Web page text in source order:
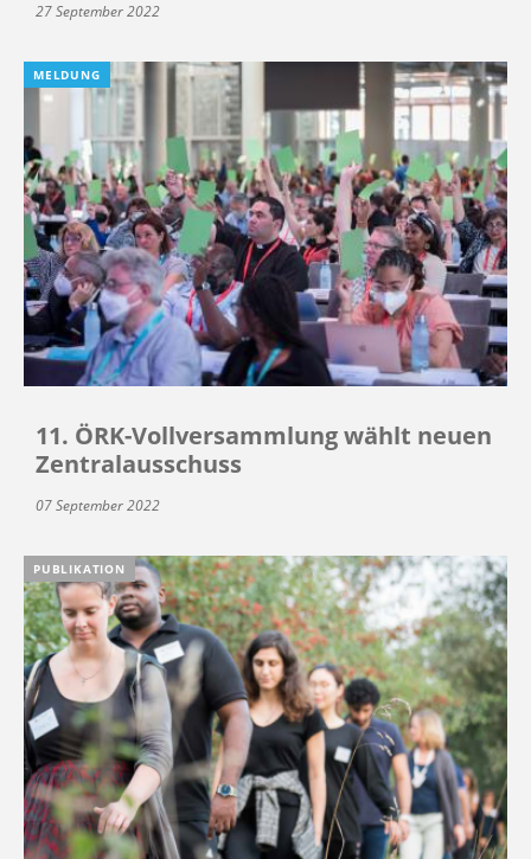
27 September 2022
MELDUNG
11. ÖRK-Vollversammlung wählt neuen
Zentralausschuss
07 September 2022
PUBLIKATION